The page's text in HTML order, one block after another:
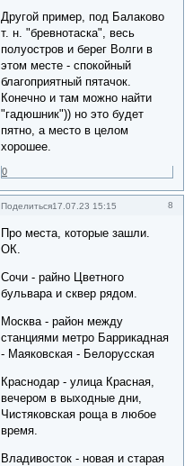
Другой пример, под Балаково
т. н. "бревнотаска", весь
полуостров и берег Волги в
этом месте - спокойный
благоприятный пятачок.
Конечно и там можно найти
"гадюшник")) но это будет
пятно, а место в целом
хорошее.
0
Поделиться 8
17.07.23 15:15
Про места, которые зашли.
ОК.
Сочи - райно Цветного
бульвара и сквер рядом.
Москва - район между
станциями метро Баррикадная
- Маяковская - Белорусская
Краснодар - улица Красная,
вечером в выходные дни,
Чистяковская роща в любое
время.
Владивосток - новая и старая